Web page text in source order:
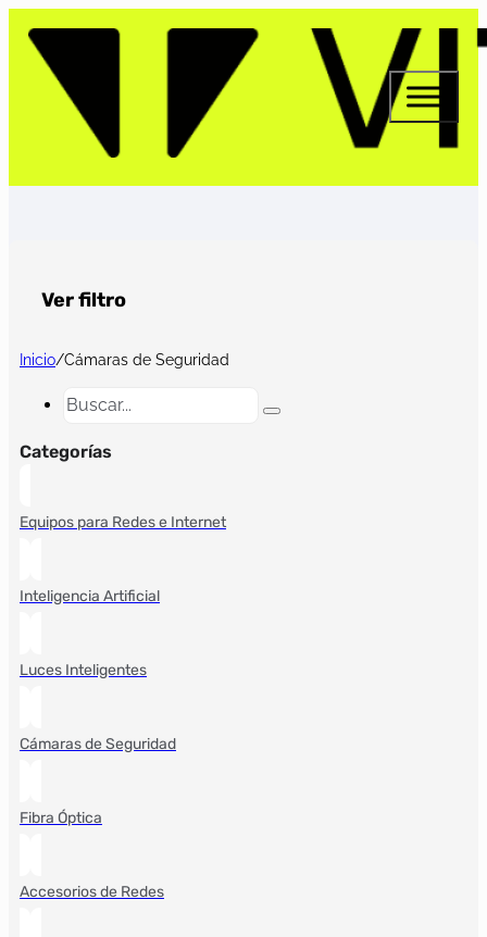
Ver filtro
Inicio/Cámaras de Seguridad
Buscar...
Categorías
Equipos para Redes e Internet
Inteligencia Artificial
Luces Inteligentes
Cámaras de Seguridad
Fibra Óptica
Accesorios de Redes